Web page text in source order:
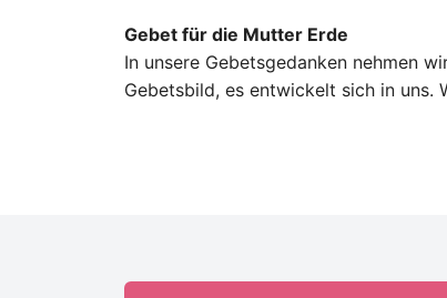
Gebet für die Mutter Erde
In unsere Gebetsgedanken nehmen
Gebetsbild, es entwickelt sich in uns.